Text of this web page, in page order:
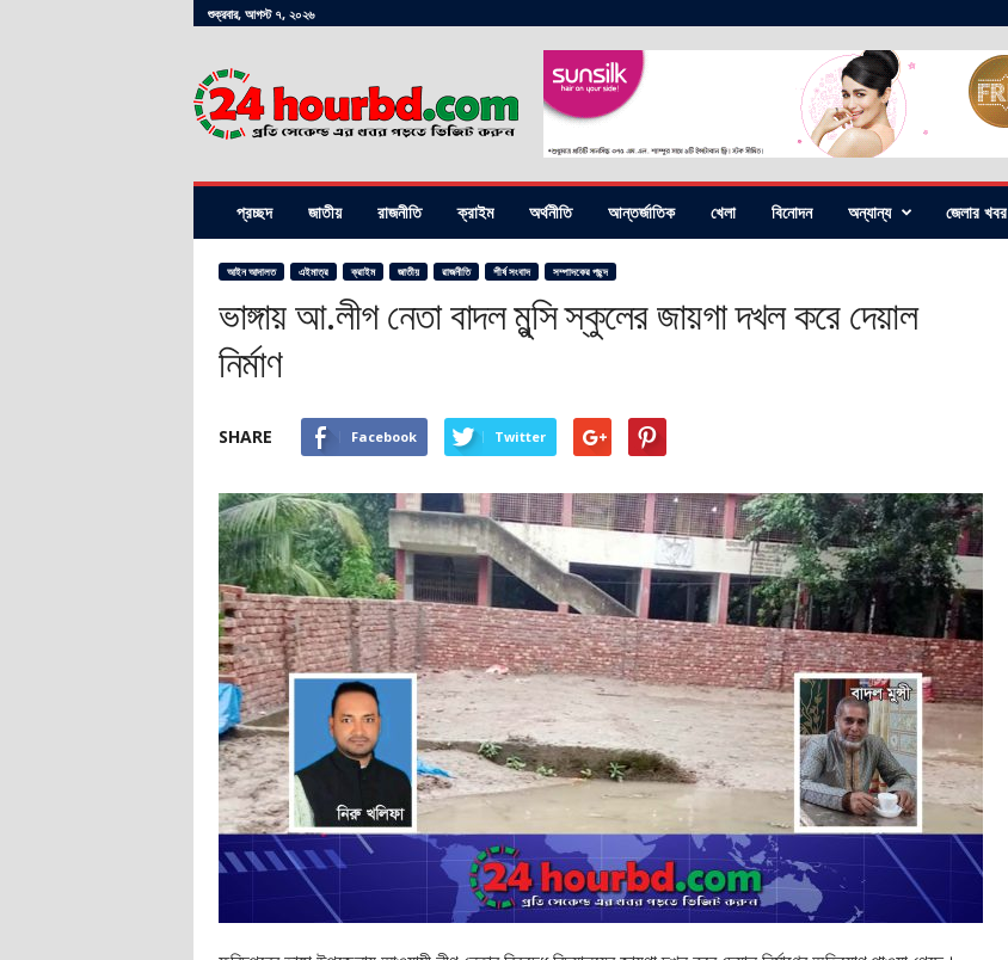
শুক্রবার, আগস্ট ৭, ২০২৬
প্রচ্ছদ জাতীয় রাজনীতি ক্রাইম অর্থনীতি আন্তর্জাতিক খেলা বিনোদন অন্যান্য জেলার খবর
আইন আদালত এইমাত্র ক্রাইম জাতীয় রাজনীতি শীর্ষ সংবাদ সম্পাদকের পছন্দ
ভাঙ্গায় আ.লীগ নেতা বাদল মুন্সি স্কুলের জায়গা দখল করে দেয়াল
নির্মাণ
SHARE Facebook Twitter